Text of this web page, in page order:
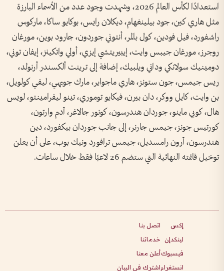
استعدادًا لكأس العالم 2026، وشهدت وجود عدد من الأسماء البارزة
مثل هاري كين، جود بيلينغهام، ديكلان رايس، بوكايو ساكا، ماركوس
راشفورد، فيل فودين، كول بالمر، أنتوني جوردون، جارود بوين، مورغان
روجرز، مورغان جيبس وايت، إيبيريتشي إيزي، أولي واتكينز، إيفان توني،
دومينيك سولانكي وداني ويلبيك، إضافة إلى ترينت ألكسندر أرنولد،
ريس جيمس، جون ستونز، هاري ماجواير، مارك جويهي، ليفي كولويل،
بن وايت، كايل ووكر، دان بيرن، فيكايو توموري، تينو ليفرامينتو، لويس
هال، كوبي ماينو، جوردان هندرسون، كونور جالاغر، آدم وارتون،
كورتيس جونز، جيمس جارنر، إلى جانب جوردان بيكفورد، دين
هندرسون، آرون رامسديل، جيمس ترافورد ونيك بوب، على أن يعلن
توخيل قائمته النهائية التي ستضم 26 لاعبًا فقط خلال ساعات.
إكس
لينكدإن
فيسبوك
انستغرام
اتصل بنا
خدماتنا
أعلن معنا
اشترك في البيان